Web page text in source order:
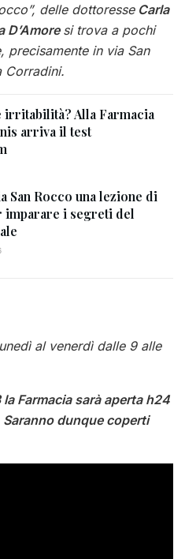
delle dottoresseCarla
D’Amore si trovaa pochi
precisamente in via San
Corradini.
irritabilità? Alla Farmacia
arriva il test
San Rocco una lezione di
imparare i segreti del
al venerdì dalle 9 alle
Farmacia sarà aperta h24
dunque coperti